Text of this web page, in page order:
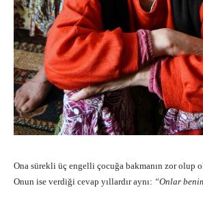
Ona sürekli üç engelli çocuğa bakmanın zor olup
Onun ise verdiği cevap yıllardır aynı: “Onlar